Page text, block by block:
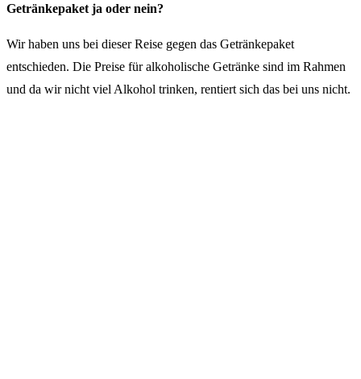
Getränkepaket ja oder nein?
Wir haben uns bei dieser Reise gegen das Getränkepaket
entschieden. Die Preise für alkoholische Getränke sind im Rahmen
und da wir nicht viel Alkohol trinken, rentiert sich das bei uns nicht.